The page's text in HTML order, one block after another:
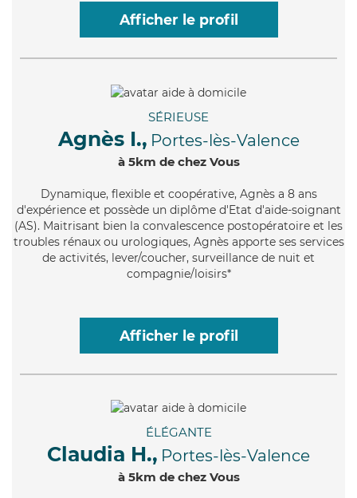
Afficher le profil
SÉRIEUSE
Agnès I., Portes-lès-Valence
à 5km de chez Vous
Dynamique, flexible et coopérative, Agnès a 8 ans
d'expérience et possède un diplôme d'Etat d'aide-soignant
(AS). Maitrisant bien la convalescence postopératoire et les
troubles rénaux ou urologiques, Agnès apporte ses services
de activités, lever/coucher, surveillance de nuit et
compagnie/loisirs*
Afficher le profil
ÉLÉGANTE
Claudia H., Portes-lès-Valence
à 5km de chez Vous